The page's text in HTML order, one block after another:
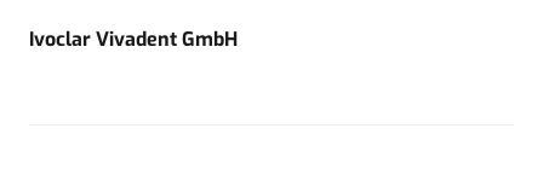
Ivoclar Vivadent GmbH